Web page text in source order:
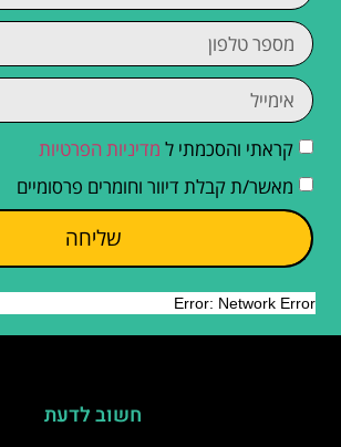
קראתי והסכמתי ל מדיניות הפרטיות
מאשר/ת קבלת דיוור וחומרים פרסומיים
שליחה
חשוב לדעת